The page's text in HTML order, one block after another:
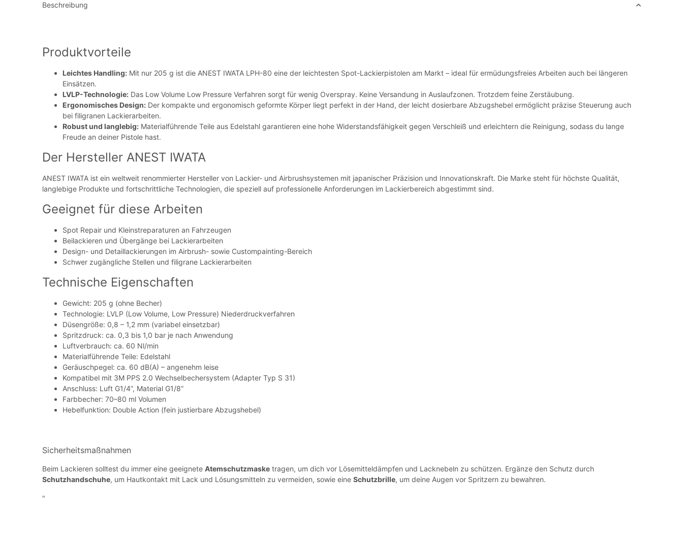
Beschreibung
Produktvorteile
Leichtes Handling: Mit nur 205 g ist die ANEST IWATA LPH-80 eine der leichtesten Spot-Lackierpistolen am Markt – ideal für ermüdungsfreies Arbeiten auch bei längeren
Einsätzen.
LVLP-Technologie: Das Low Volume Low Pressure Verfahren sorgt für wenig Overspray. Keine Versandung in Auslaufzonen. Trotzdem feine Zerstäubung.
Ergonomisches Design: Der kompakte und ergonomisch geformte Körper liegt perfekt in der Hand, der leicht dosierbare Abzugshebel ermöglicht präzise Steuerung auch
bei filigranen Lackierarbeiten.
Robust und langlebig: Materialführende Teile aus Edelstahl garantieren eine hohe Widerstandsfähigkeit gegen Verschleiß und erleichtern die Reinigung, sodass du lange
Freude an deiner Pistole hast.
Der Hersteller ANEST IWATA
ANEST IWATA ist ein weltweit renommierter Hersteller von Lackier- und Airbrushsystemen mit japanischer Präzision und Innovationskraft. Die Marke steht für höchste Qualität,
langlebige Produkte und fortschrittliche Technologien, die speziell auf professionelle Anforderungen im Lackierbereich abgestimmt sind.
Geeignet für diese Arbeiten
Spot Repair und Kleinstreparaturen an Fahrzeugen
Beilackieren und Übergänge bei Lackierarbeiten
Design- und Detaillackierungen im Airbrush- sowie Custompainting-Bereich
Schwer zugängliche Stellen und filigrane Lackierarbeiten
Technische Eigenschaften
Gewicht: 205 g (ohne Becher)
Technologie: LVLP (Low Volume, Low Pressure) Niederdruckverfahren
Düsengröße: 0,8 – 1,2 mm (variabel einsetzbar)
Spritzdruck: ca. 0,3 bis 1,0 bar je nach Anwendung
Luftverbrauch: ca. 60 Nl/min
Materialführende Teile: Edelstahl
Geräuschpegel: ca. 60 dB(A) – angenehm leise
Kompatibel mit 3M PPS 2.0 Wechselbechersystem (Adapter Typ S 31)
Anschluss: Luft G1/4”, Material G1/8”
Farbbecher: 70–80 ml Volumen
Hebelfunktion: Double Action (fein justierbare Abzugshebel)
Sicherheitsmaßnahmen
Beim Lackieren solltest du immer eine geeignete Atemschutzmaske tragen, um dich vor Lösemitteldämpfen und Lacknebeln zu schützen. Ergänze den Schutz durch
Schutzhandschuhe, um Hautkontakt mit Lack und Lösungsmitteln zu vermeiden, sowie eine Schutzbrille, um deine Augen vor Spritzern zu bewahren.
"